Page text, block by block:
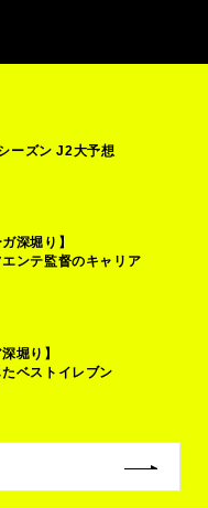
ーズン J2大予想
深堀り】
ンテ監督のキャリア
堀り】
ベストイレブン